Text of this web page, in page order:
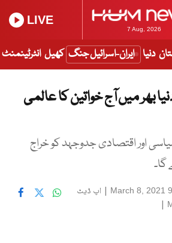
7 Aug, 2026
LIVE
دنیا ایران-اسرائیل جنگ کھیل انٹرٹینمنٹ
بھر میں آج خواتین کا عالمی
اور اقتصادی جدوجہد کو خراج
March 8, 2021
| اپ ڈیٹ
|